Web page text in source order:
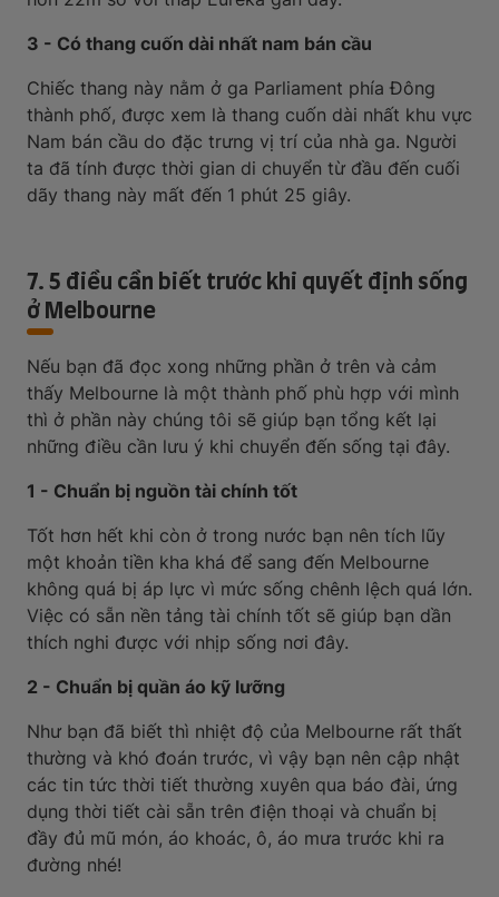
3 - Có thang cuốn dài nhất nam bán cầu
Chiếc thang này nằm ở ga Parliament phía Đông
thành phố, được xem là thang cuốn dài nhất khu vực
Nam bán cầu do đặc trưng vị trí của nhà ga. Người
ta đã tính được thời gian di chuyển từ đầu đến cuối
dãy thang này mất đến 1 phút 25 giây.
7. 5 điều cần biết trước khi quyết định sống
ở Melbourne
Nếu bạn đã đọc xong những phần ở trên và cảm
thấy Melbourne là một thành phố phù hợp với mình
thì ở phần này chúng tôi sẽ giúp bạn tổng kết lại
những điều cần lưu ý khi chuyển đến sống tại đây.
1 - Chuẩn bị nguồn tài chính tốt
Tốt hơn hết khi còn ở trong nước bạn nên tích lũy
một khoản tiền kha khá để sang đến Melbourne
không quá bị áp lực vì mức sống chênh lệch quá lớn.
Việc có sẵn nền tảng tài chính tốt sẽ giúp bạn dần
thích nghi được với nhịp sống nơi đây.
2 - Chuẩn bị quần áo kỹ lưỡng
Như bạn đã biết thì nhiệt độ của Melbourne rất thất
thường và khó đoán trước, vì vậy bạn nên cập nhật
các tin tức thời tiết thường xuyên qua báo đài, ứng
dụng thời tiết cài sẵn trên điện thoại và chuẩn bị
đầy đủ mũ món, áo khoác, ô, áo mưa trước khi ra
đường nhé!